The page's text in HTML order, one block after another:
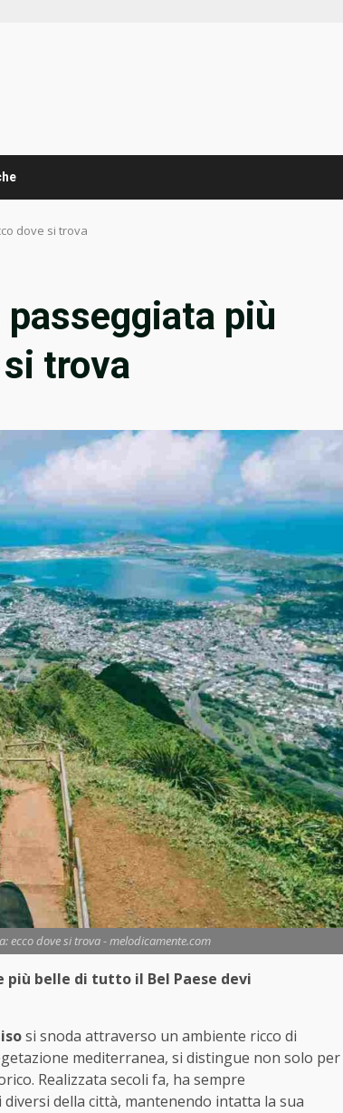
dove si trova
più
si trova
ecco dove si trova - melodicamente.com
più belle di tutto il Bel Paese devi
si snoda attraverso un ambiente ricco di
mediterranea, si distingue non solo per
Realizzata secoli fa, ha sempre
della città, mantenendo intatta la sua